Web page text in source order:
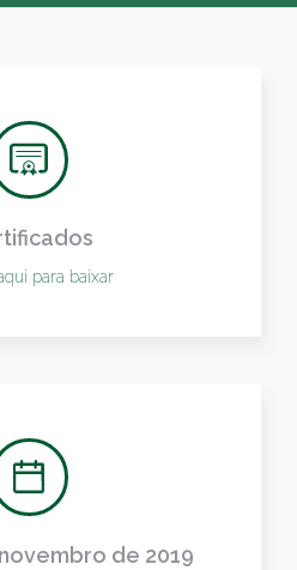
para baixar
de 2019